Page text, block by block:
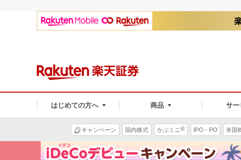
はじめての方へ 商品 サー
キャンペーン 国内株式 かぶミニ® IPO・PO 米国